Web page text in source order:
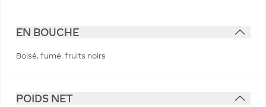
EN BOUCHE
Boisé, fumé, fruits noirs
POIDS NET